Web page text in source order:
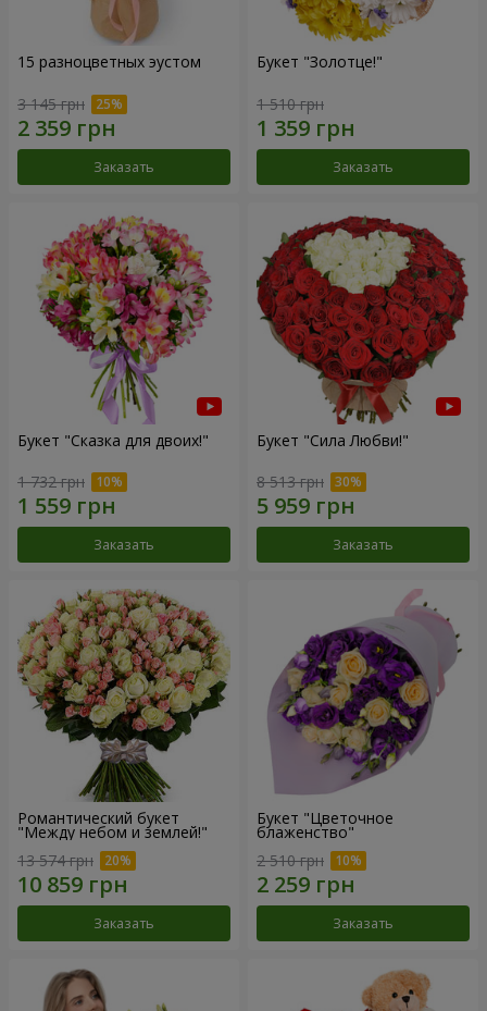
15 разноцветных эустом
3 145 грн
Заказать
Букет "Золотце!"
1 510 грн
Заказать
Букет "Сказка для двоих!"
1 732 грн
Заказать
Букет "Сила Любви!"
8 513 грн
Заказать
Романтический букет
"Между небом и землей!"
13 574 грн
Заказать
Букет "Цветочное
блаженство"
2 510 грн
Заказать